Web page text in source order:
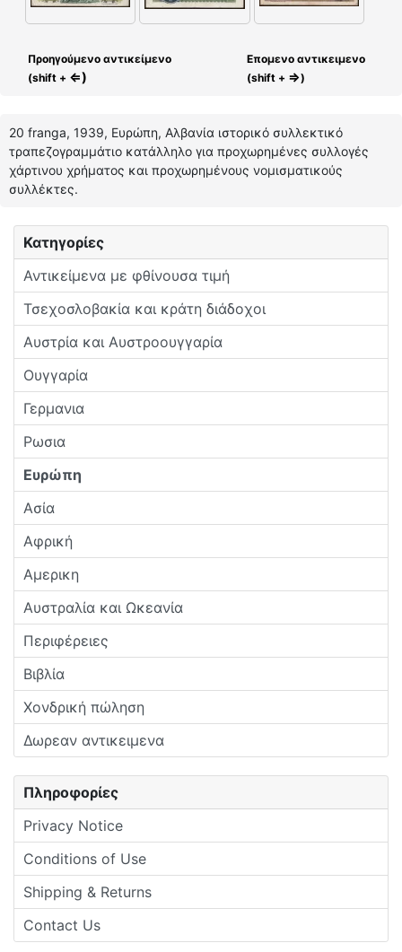
Κατηγορίες
Αντικείμενα με φθίνουσα τιμή
Τσεχοσλοβακία και κράτη διάδοχοι
Αυστρία και Αυστροουγγαρία
Ουγγαρία
Γερμανια
Ρωσια
Ευρώπη
Ασία
Αφρική
Αμερικη
Αυστραλία και Ωκεανία
Περιφέρειες
Βιβλία
Χονδρική πώληση
Δωρεαν αντικειμενα
Πληροφορίες
Privacy Notice
Conditions of Use
Shipping & Returns
Contact Us
Προηγούμενο αντικείμενο
(shift + ⇐)
Επομενο αντικειμενο
(shift + ⇒)
20 franga, 1939, Ευρώπη, Αλβανία ιστορικό συλλεκτικό
τραπεζογραμμάτιο κατάλληλο για προχωρημένες συλλογές
χάρτινου χρήματος και προχωρημένους νομισματικούς
συλλέκτες.